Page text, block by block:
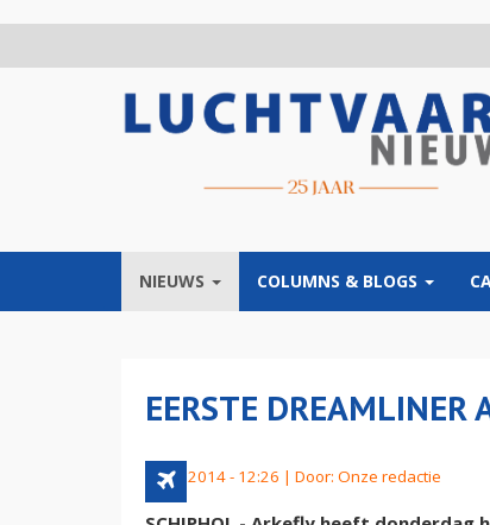
NIEUWS COLUMNS & BLOGS
EERSTE DREAMLINER
5 juni 2014 - 12:26 | Door: Onze redactie